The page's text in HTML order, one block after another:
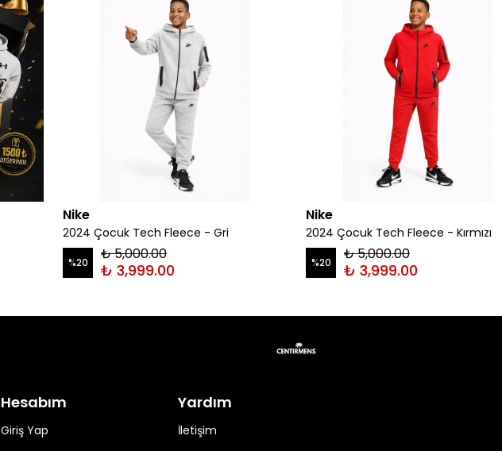
Nike
2024 Çocuk Tech Fleece - Gri
%20 ₺ 5,000.00
₺ 3,999.00
Nike
2024 Çocuk Tech Fleece - Kırmızı
%20 ₺ 5,000.00
₺ 3,999.00
Hesabım
Giriş Yap
Yardım
İletişim